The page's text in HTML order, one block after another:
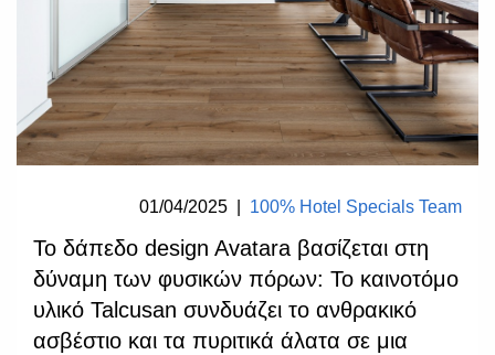
01/04/2025 100% Hotel Specials Team
Το δάπεδο design Avatara βασίζεται στη
δύναμη των φυσικών πόρων: Το καινοτόμο
υλικό Talcusan συνδυάζει το ανθρακικό
ασβέστιο και τα πυριτικά άλατα σε μια